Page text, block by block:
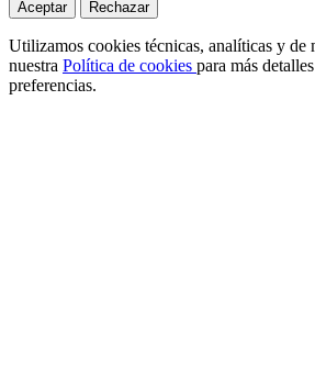
Aceptar
Rechazar
Utilizamos cookies técnicas, analíticas y de
nuestra Política de cookies para más
preferencias.